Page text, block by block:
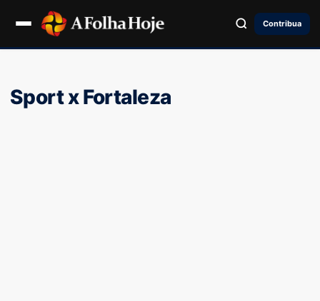
Contribua
Sport x Fortaleza